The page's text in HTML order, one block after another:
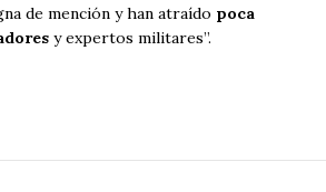
de mención y han atraído poca
y expertos militares”.